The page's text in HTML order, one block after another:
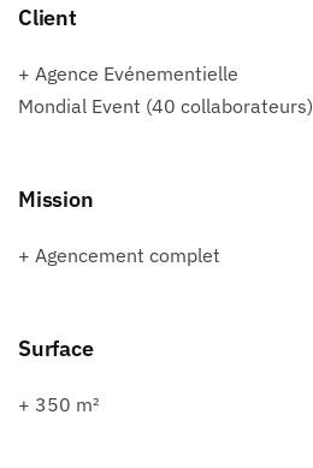
Client
+ Agence Evénementielle
Mondial Event (40 collaborateurs)
Mission
+ Agencement complet
Surface
+ 350 m²